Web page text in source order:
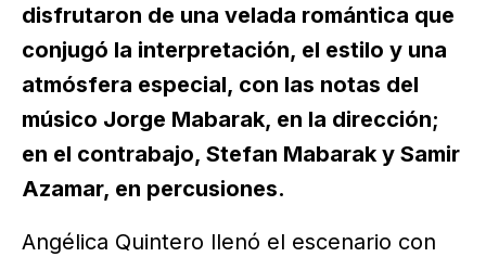
disfrutaron de una velada romántica que
conjugó la interpretación, el estilo y una
atmósfera especial, con las notas del
músico Jorge Mabarak, en la dirección;
en el contrabajo, Stefan Mabarak y Samir
Azamar, en percusiones.
Angélica Quintero llenó el escenario con